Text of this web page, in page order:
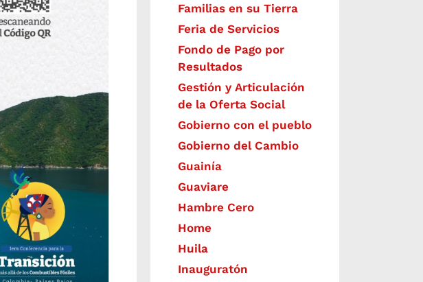
Familias en su Tierra
Feria de Servicios
Fondo de Pago por
Resultados
Gestión y Articulación
de la Oferta Social
Gobierno con el pueblo
Gobierno del Cambio
Guainía
Guaviare
Hambre Cero
Home
Huila
Inauguratón